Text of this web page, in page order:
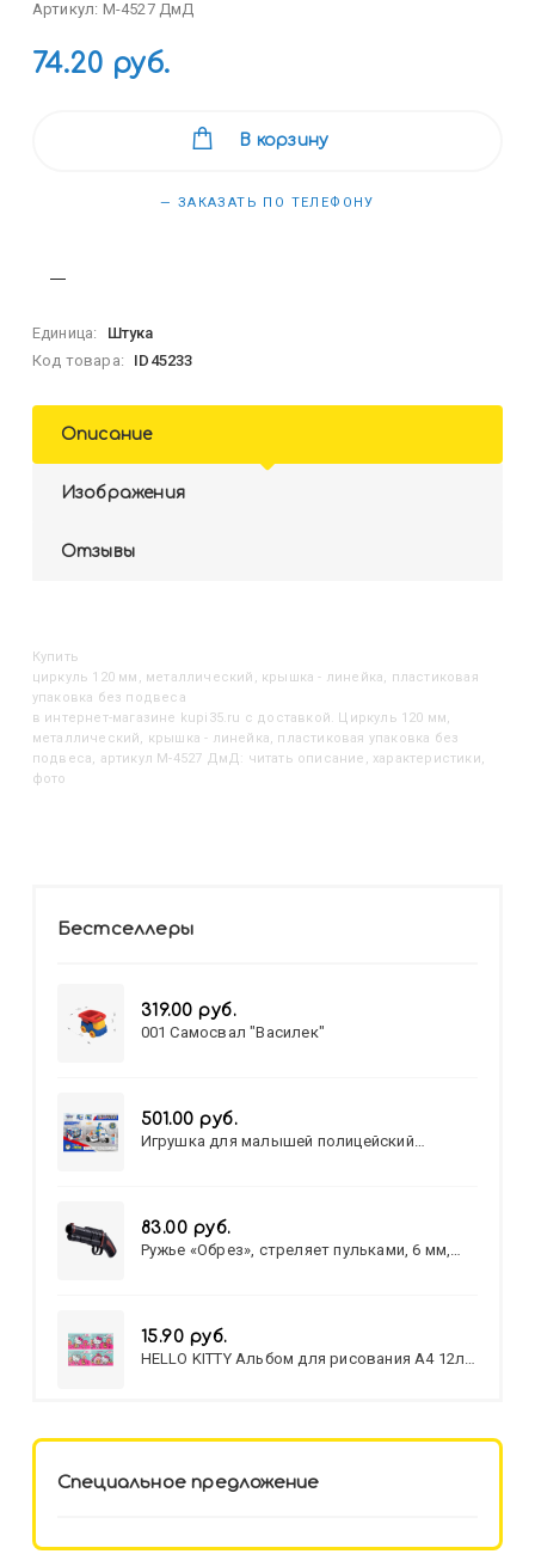
Артикул: M-4527 ДмД
74.20 руб.
В корзину
— ЗАКАЗАТЬ ПО ТЕЛЕФОНУ
Единица:
Штука
Код товара:
ID45233
Описание
Изображения
Отзывы
Купить
Циркуль 120 мм, металлический, крышка - линейка, пластиковая
упаковка без подвеса
в интернет-магазине kupi35.ru с доставкой. Циркуль 120 мм,
металлический, крышка - линейка, пластиковая упаковка без
подвеса, артикул M-4527 ДмД: читать описание, характеристики,
фото
Бестселлеры
319.00 руб.
001 Самосвал "Василек"
501.00 руб.
Игрушка для малышей полицейский
83.00 руб.
Ружье «Обрез», стреляет пульками, 6 мм,
15.90 руб.
HELLO KITTY Альбом для рисования А4 12л.
Специальное предложение